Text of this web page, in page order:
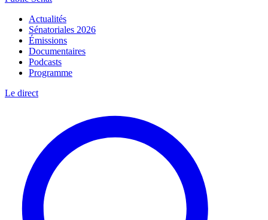
Actualités
Sénatoriales 2026
Émissions
Documentaires
Podcasts
Programme
Le direct